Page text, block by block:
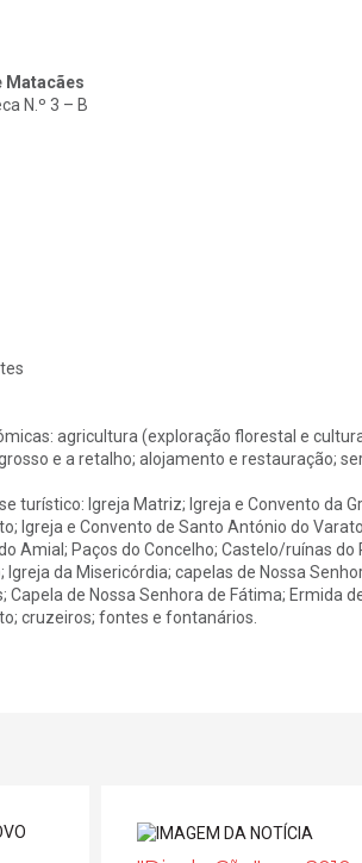
Matacães
N.º 3 – B
agricultura (exploração florestal e
e a retalho; alojamento e restauração;
turístico: Igreja Matriz; Igreja e Convento da
Igreja e Convento de Santo António do
Amial; Paços do Concelho; Castelo/ruínas
Igreja da Misericórdia; capelas de Nossa
Capela de Nossa Senhora de Fátima; Ermida
cruzeiros; fontes e fontanários.